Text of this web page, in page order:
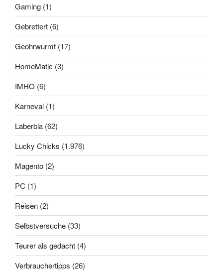
Gaming (1)
Gebrettert (6)
Geohrwurmt (17)
HomeMatic (3)
IMHO (6)
Karneval (1)
Laberbla (62)
Lucky Chicks (1.976)
Magento (2)
PC (1)
Reisen (2)
Selbstversuche (33)
Teurer als gedacht (4)
Verbrauchertipps (26)